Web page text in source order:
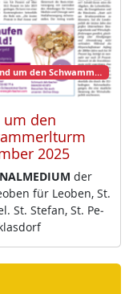
um den Schwammerlturm
um den
2025
der
für Leo­ben, St.
St. Ste­fan, St. Pe­